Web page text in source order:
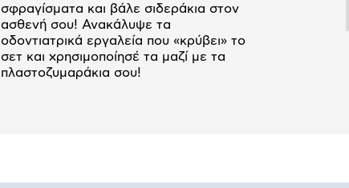
σφραγίσματα και βάλε σιδεράκια στον
ασθενή σου! Ανακάλυψε τα
οδοντιατρικά εργαλεία που «κρύβει» το
σετ και χρησιμοποίησέ τα μαζί με τα
πλαστοζυμαράκια σου!